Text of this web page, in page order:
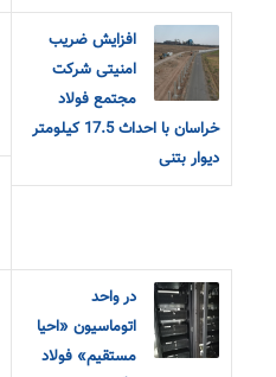
افزایش ضریب
امنیتی شرکت
مجتمع فولاد
خراسان با احداث 17.5 کیلومتر
دیوار بتنی
در واحد
اتوماسیون «احیا
مستقیم» فولاد